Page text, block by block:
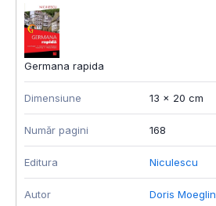
Germana rapida
Dimensiune 13 x 20 cm
Număr pagini 168
Editura Niculescu
Autor Doris Moeglin